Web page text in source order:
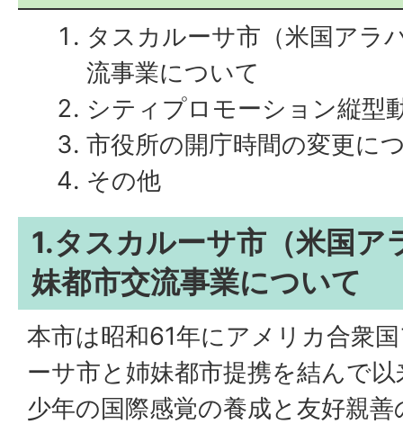
タスカルーサ市（米国アラ
流事業について
シティプロモーション縦型
市役所の開庁時間の変更に
その他
1.タスカルーサ市（米国ア
妹都市交流事業について
本市は昭和61年にアメリカ合衆
ーサ市と姉妹都市提携を結んで
少年の国際感覚の養成と友好親